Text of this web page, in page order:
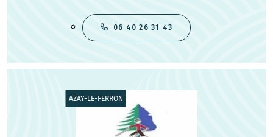
06 40 26 31 43
AZAY-LE-FERRON